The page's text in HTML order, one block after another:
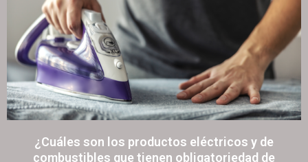
¿Cuáles son los productos eléctricos y de
combustibles que tienen obligatoriedad de